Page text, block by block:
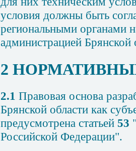
условия должны быть
региональными органами
администрацией Брянской
2
2.1 Правовая основа
Брянской области как
предусмотрена статьей 53
Российской Федерации".